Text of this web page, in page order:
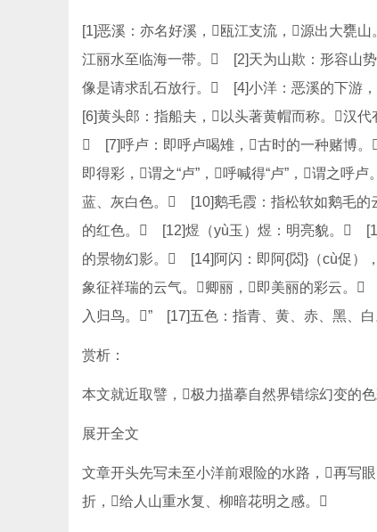
[1]恶溪：亦名好溪，瓯江支流，源出大甕
江丽水至临海一带。 [2]天为山欺：形容山
像是请求乱石放行。 [4]小洋：恶溪的下游
[6]黄头郎：指船夫，以头著黄帽而称。汉
 [7]呼卢：即呼卢喝雉，古时的一种赌博。
即得彩，谓之“卢”，呼喊得“卢”，谓之呼
蓝、灰白色。 [10]鹅毛霞：指松软如鹅毛
的红色。 [12]煜（yù玉）煜：明亮貌。
的景物幻影。 [14]阿闪：即阿{閦}（cù促）
象征祥瑞的云气。卿丽，即美丽的彩云。
入归鸟。” [17]五色：指青、黄、赤、黑、白
赏析：
本文就近取譬，极力描摹自然界错综幻变的
展开全文
文章开头先写未至小洋前艰险的水路，再写
折，给人山重水复、柳暗花明之感。